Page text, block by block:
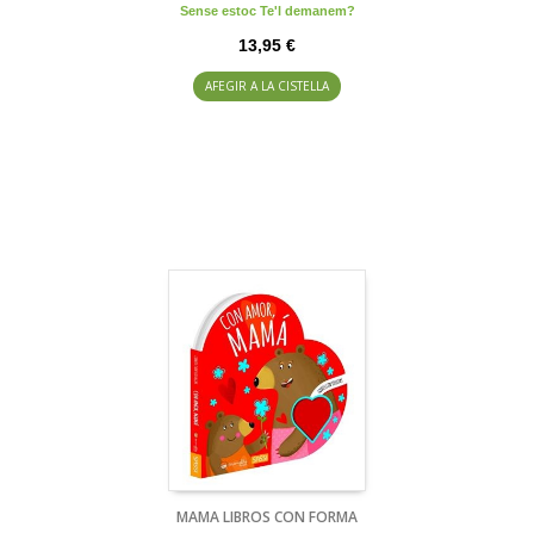
Sense estoc Te'l demanem?
13,95 €
AFEGIR A LA CISTELLA
MAMA LIBROS CON FORMA